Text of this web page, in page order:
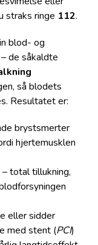
straks ringe 112.
blod- og
de såkaldte
så blodets
Resultatet er:
brystsmerter
hjertemusklen
– total tillukning,
eller sidder
med stent (PCI)